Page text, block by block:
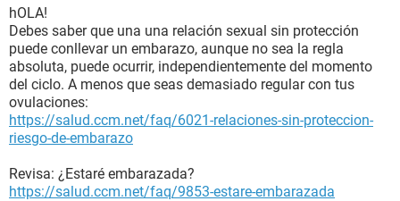
hOLA!
Debes saber que una una relación sexual sin protección
puede conllevar un embarazo, aunque no sea la regla
absoluta, puede ocurrir, independientemente del momento
del ciclo. A menos que seas demasiado regular con tus
ovulaciones:
https://salud.ccm.net/faq/6021-relaciones-sin-proteccion-
riesgo-de-embarazo
Revisa: ¿Estaré embarazada?
https://salud.ccm.net/faq/9853-estare-embarazada